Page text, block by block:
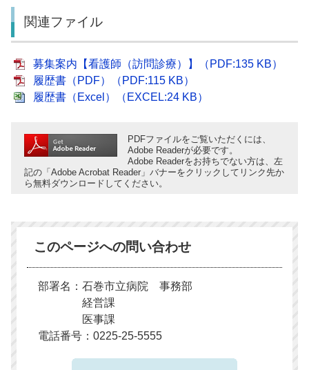
関連ファイル
募集案内【看護師（訪問診療）】（PDF:135 KB）
履歴書（PDF）（PDF:115 KB）
履歴書（Excel）（EXCEL:24 KB）
PDFファイルをご覧いただくには、
Adobe Readerが必要です。
Adobe Readerをお持ちでない方は、左
記の「Adobe Acrobat Reader」バナーをクリックしてリンク先か
ら無料ダウンロードしてください。
このページへの問い合わせ
部署名：石巻市立病院 事務部
経営課
医事課
電話番号：0225-25-5555